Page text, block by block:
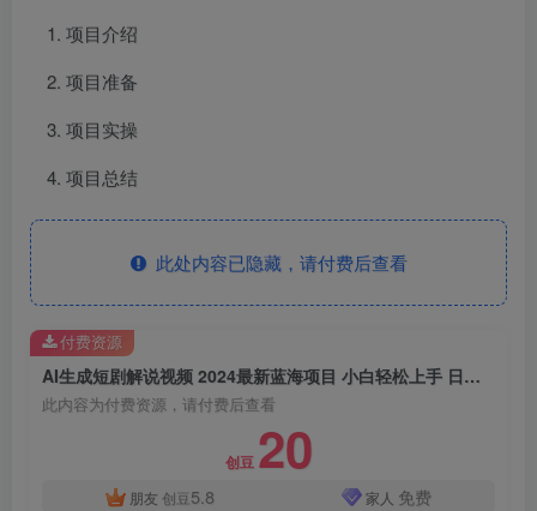
项目介绍
项目准备
项目实操
项目总结
此处内容已隐藏，请付费后查看
AI生成短剧解说视频 2024最新蓝海项目 小白轻松上手 日入2000+
此内容为付费资源，请付费后查看
创豆 20
朋友 创豆 5.8 家人 免费
付费资源